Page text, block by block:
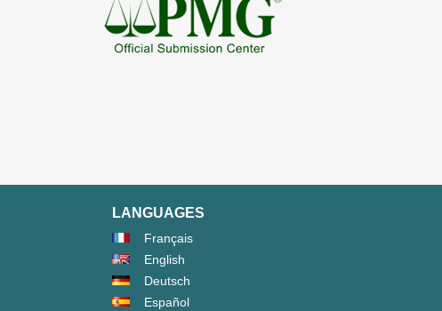
LANGUAGES
Français
English
Deutsch
Español